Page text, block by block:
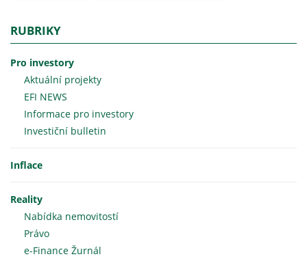
RUBRIKY
Pro investory
Aktuální projekty
EFI NEWS
Informace pro investory
Investiční bulletin
Inflace
Reality
Nabídka nemovitostí
Právo
e-Finance Žurnál